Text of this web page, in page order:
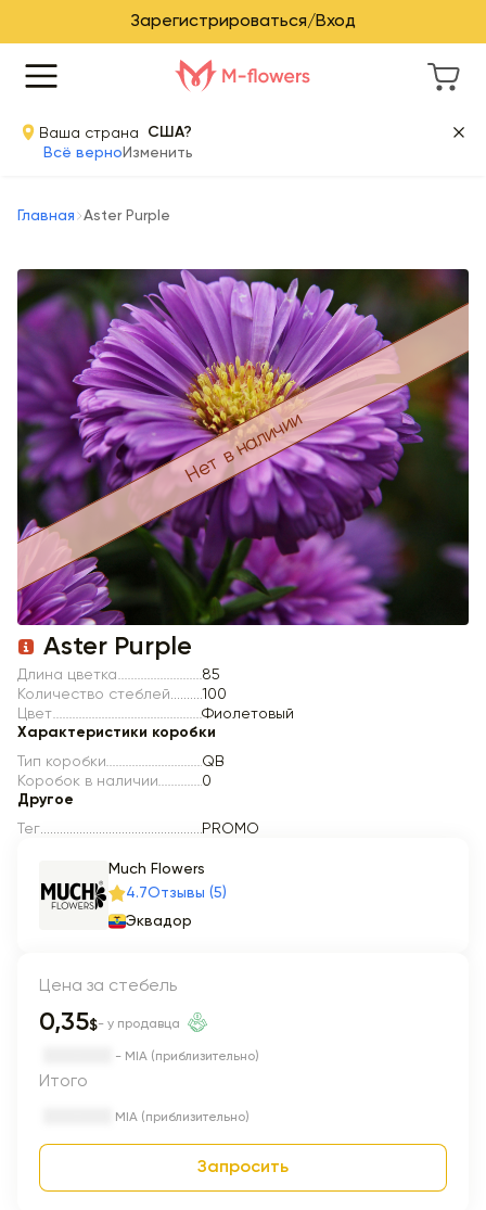
Зарегистрироваться/Вход
Ваша страна
США?
Всё верно Изменить
Главная Aster Purple
Item 1 of 1
Нет в наличии
Aster Purple
Длина цветка
85
Количество стеблей
100
Цвет
Фиолетовый
Характеристики коробки
Тип коробки
QB
Коробок в наличии
0
Другое
Тег PROMO
Much Flowers
4.7Отзывы (5)
Эквадор
Цена за стебель
0,35$- у продавца
- MIA (приблизительно)
Итого
MIA (приблизительно)
Запросить